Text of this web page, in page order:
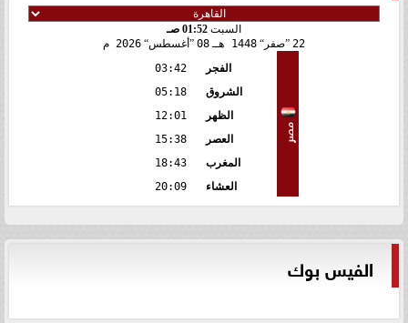
السبت 01:52 صـ
22 صفر 1448 هـ 08 أغسطس 2026 م
مصر
الفجر
03:42
الشروق
05:18
الظهر
12:01
العصر
15:38
المغرب
18:43
العشاء
20:09
الفيس بوك